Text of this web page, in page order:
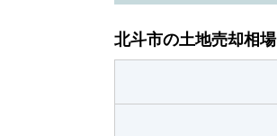
北斗市の土地売却相場